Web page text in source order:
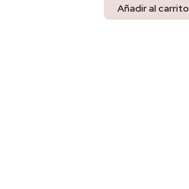
Añadir al carrito